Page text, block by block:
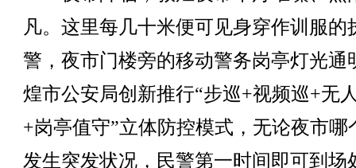
凡。这里每几十米便可见身穿作训服的
警，夜市门楼旁的移动警务岗亭灯光通
煌市公安局创新推行“步巡+视频巡+无
+岗亭值守”立体防控模式，无论夜市哪
发生突发状况，民警第一时间即可到场